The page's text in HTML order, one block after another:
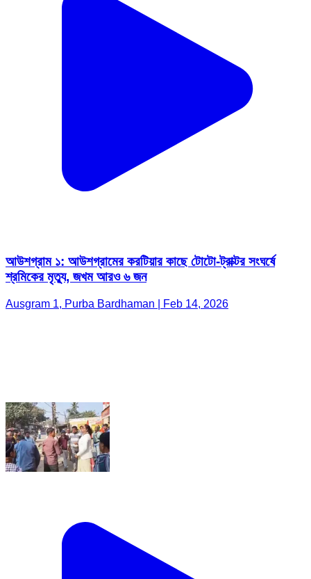
আউশগ্রাম ১: আউশগ্রামের করটিয়ার কাছে টোটো-ট্রাক্টর সংঘর্ষে
শ্রমিকের মৃত্যু, জখম আরও ৬ জন
Ausgram 1, Purba Bardhaman | Feb 14, 2026